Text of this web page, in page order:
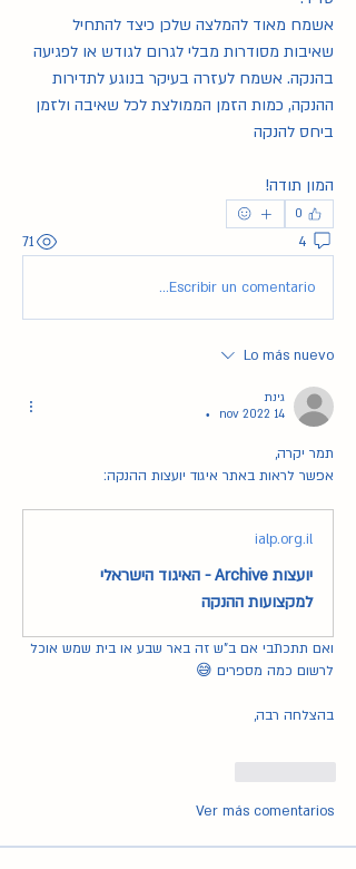
ביחס להנקה
המון תודה!
0
4
71
Escribir un comentario...
Lo más nuevo
גינת
14 nov 2022
•
תמר יקרה,
אפשר לראות באתר איגוד יועצות ההנקה:
ialp.org.il
יועצות Archive - האיגוד הישראלי
למקצועות ההנקה
לרשום כמה מספרים 😅
בהצלחה רבה,
Ver más comentarios